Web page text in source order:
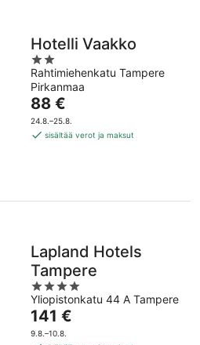
Hotelli Vaakko
2
out
of
5
Rahtimiehenkatu Tampere
Pirkanmaa
Hinta
on
88 €
88 €
24.8.–25.8.
sisältää verot ja maksut
Lapland Hotels
Tampere
4
out
of
5
Yliopistonkatu 44 A Tampere
Hinta
on
141 €
9.8.–10.8.